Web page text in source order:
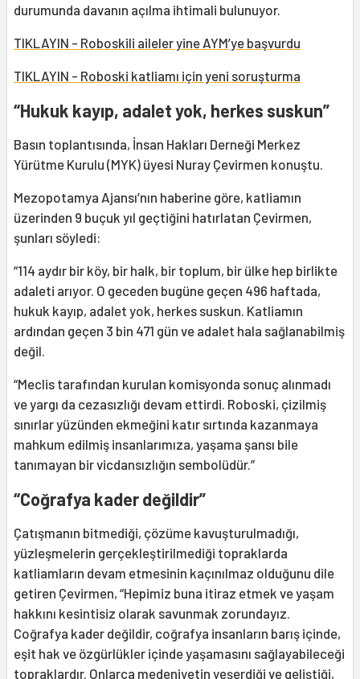
durumunda davanın açılma ihtimali bulunuyor.
TIKLAYIN - Roboskili aileler yine AYM’ye başvurdu
TIKLAYIN - Roboski katliamı için yeni soruşturma
“Hukuk kayıp, adalet yok, herkes suskun”
Basın toplantısında, İnsan Hakları Derneği Merkez
Yürütme Kurulu (MYK) üyesi Nuray Çevirmen konuştu.
Mezopotamya Ajansı’nın haberine göre, katliamın
üzerinden 9 buçuk yıl geçtiğini hatırlatan Çevirmen,
şunları söyledi:
“114 aydır bir köy, bir halk, bir toplum, bir ülke hep birlikte
adaleti arıyor. O geceden bugüne geçen 496 haftada,
hukuk kayıp, adalet yok, herkes suskun. Katliamın
ardından geçen 3 bin 471 gün ve adalet hala sağlanabilmiş
değil.
“Meclis tarafından kurulan komisyonda sonuç alınmadı
ve yargı da cezasızlığı devam ettirdi. Roboski, çizilmiş
sınırlar yüzünden ekmeğini katır sırtında kazanmaya
mahkum edilmiş insanlarımıza, yaşama şansı bile
tanımayan bir vicdansızlığın sembolüdür.”
“Coğrafya kader değildir”
Çatışmanın bitmediği, çözüme kavuşturulmadığı,
yüzleşmelerin gerçekleştirilmediği topraklarda
katliamların devam etmesinin kaçınılmaz olduğunu dile
getiren Çevirmen, “Hepimiz buna itiraz etmek ve yaşam
hakkını kesintisiz olarak savunmak zorundayız.
Coğrafya kader değildir, coğrafya insanların barış içinde,
eşit hak ve özgürlükler içinde yaşamasını sağlayabileceği
topraklardır. Onlarca medeniyetin yeşerdiği ve geliştiği,